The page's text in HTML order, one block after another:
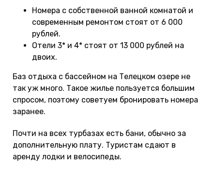
Номера с собственной ванной комнатой и
современным ремонтом стоят от 6 000
рублей.
Отели 3* и 4* стоят от 13 000 рублей на
двоих.
Баз отдыха с бассейном на Телецком озере не
так уж много. Такое жилье пользуется большим
спросом, поэтому советуем бронировать номера
заранее.
Почти на всех турбазах есть бани, обычно за
дополнительную плату. Туристам сдают в
аренду лодки и велосипеды.